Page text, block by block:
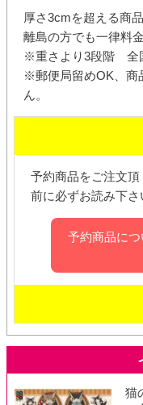
厚さ3cmを超える商
離島の方でも一律料金
※重さより3段階 全
※郵便局留めOK、商
ん。
予約商品をご注文頂
前に必ずお読み下さ
予約商品に
猫